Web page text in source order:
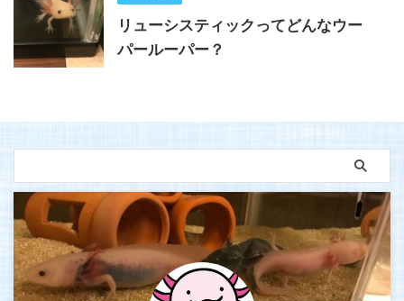
リューシスティックってどんなウー
パールーパー？